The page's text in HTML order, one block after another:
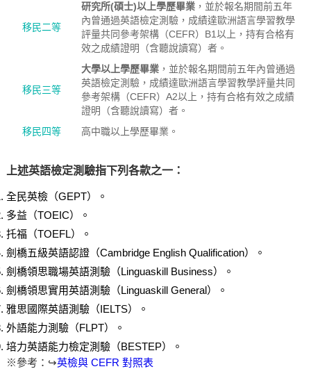
移民二等
研究所(碩士)以上學歷畢業，並於報名期間前五年
內曾通過英語檢定測驗，成績達歐洲語言學習教學
評量共同參考架構（CEFR）B1以上，持有合格有
效之成績證明（含聽說讀寫）者。
移民三等
大學以上學歷畢業，並於報名期間前五年內曾通過
英語檢定測驗，成績達歐洲語言學習教學評量共同
參考架構（CEFR）A2以上，持有合格有效之成績
證明（含聽說讀寫）者。
移民四等
高中職以上學歷畢業。
上述英語檢定測驗指下列各款之一：
全民英檢（GEPT）。
多益（TOEIC）。
托福（TOEFL）。
劍橋五級英語認證（Cambridge English Qualification）。
劍橋領思職場英語測驗（Linguaskill Business）。
劍橋領思實用英語測驗（Linguaskill General）。
雅思國際英語測驗（IELTS）。
外語能力測驗（FLPT）。
培力英語能力檢定測驗（BESTEP）。
※參考：↪英檢與 CEFR 對照表